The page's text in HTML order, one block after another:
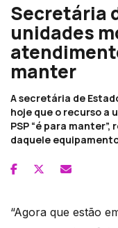
Secretária
unidades
manter
A secretária de
hoje que o recurso a
PSP “é para
daquele
“Agora que estão